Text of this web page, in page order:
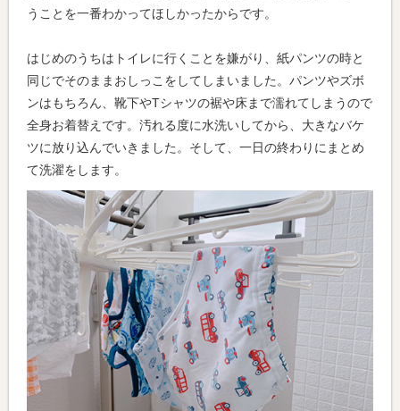
うことを一番わかってほしかったからです。
はじめのうちはトイレに行くことを嫌がり、紙パンツの時と
同じでそのままおしっこをしてしまいました。パンツやズボ
ンはもちろん、靴下やTシャツの裾や床まで濡れてしまうので
全身お着替えです。汚れる度に水洗いしてから、大きなバケ
ツに放り込んでいきました。そして、一日の終わりにまとめ
て洗濯をします。